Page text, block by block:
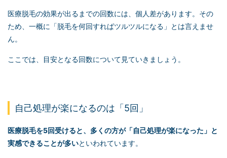
医療脱毛の効果が出るまでの回数には、個人差があります。その
ため、一概に「脱毛を何回すればツルツルになる」とは言えませ
ん。
ここでは、目安となる回数について見ていきましょう。
自己処理が楽になるのは「5回」
医療脱毛を5回受けると、多くの方が「自己処理が楽になった」と
実感できることが多いといわれています。